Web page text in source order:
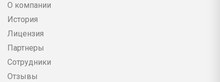
О компании
История
Лицензия
Партнеры
Сотрудники
Отзывы